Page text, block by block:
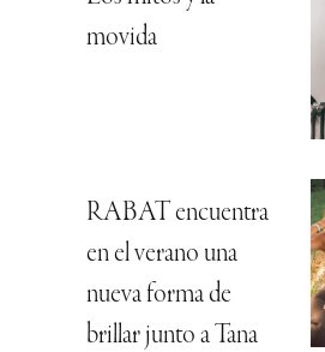
movida
RABAT encuentra
en el verano una
nueva forma de
brillar junto a Tana